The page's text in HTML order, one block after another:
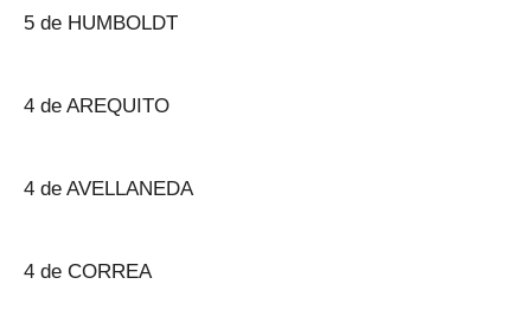
5 de HUMBOLDT
4 de AREQUITO
4 de AVELLANEDA
4 de CORREA